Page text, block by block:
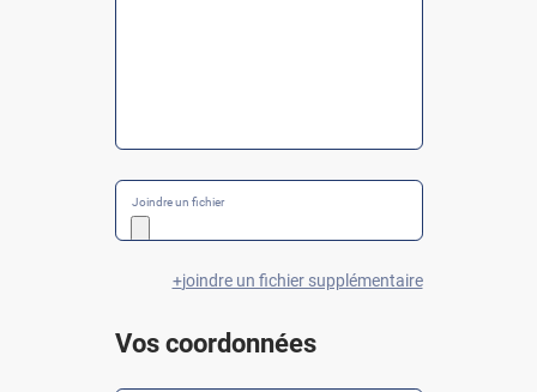
Vos coordonnées
Joindre un fichier
joindre un fichier supplémentaire